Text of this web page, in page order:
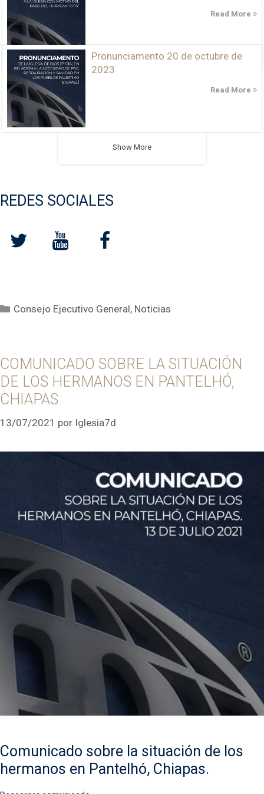
Read More
Pronunciamento 20 de octubre de
2023
Read More
Show More
REDES SOCIALES
Categorías
Consejo Ejecutivo General, Noticias
COMUNICADO SOBRE LA SITUACIÓN
DE LOS HERMANOS EN PANTELHÓ,
CHIAPAS
13/07/2021 por Iglesia7d
Comunicado sobre la situación de los
hermanos en Pantelhó, Chiapas.